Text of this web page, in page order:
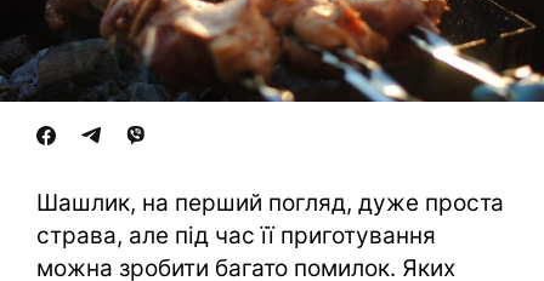
Шашлик, на перший погляд, дуже проста
страва, але під час її приготування
можна зробити багато помилок. Яких